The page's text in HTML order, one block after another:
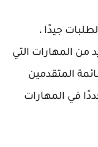
جيدًا ،
من المهارات التي
المتقدمين
في المهارات